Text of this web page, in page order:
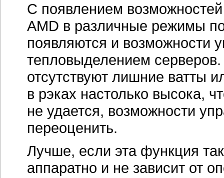
С появлением
AMD в различные режимы
появляются и возможности
тепловыделением
отсутствуют лишние ватты
в рэках настолько высока,
не удается, возможности
переоценить.
Лучше, если эта функция
аппаратно и не зависит от